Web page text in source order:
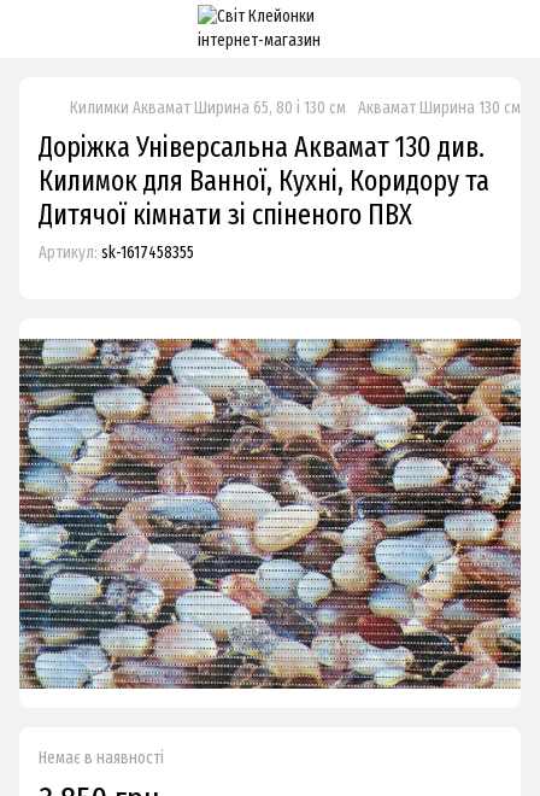
Килимки Аквамат Ширина 65, 80 і 130 см Аквамат Ширина 130 см
Доріжка Універсальна Аквамат 130 див.
Килимок для Ванної, Кухні, Коридору та
Дитячої кімнати зі спіненого ПВХ
Артикул: sk-1617458355
Немає в наявності